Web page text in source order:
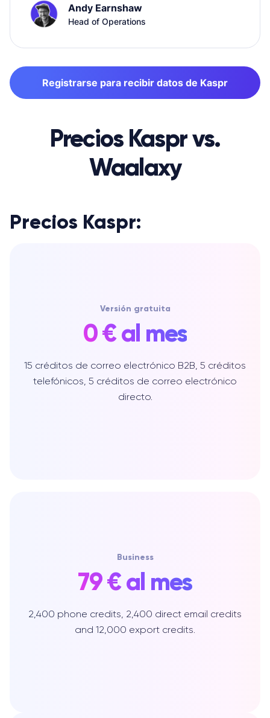
Andy Earnshaw
Head of Operations
Registrarse para recibir datos de Kaspr
Precios Kaspr vs.
Waalaxy
Precios Kaspr:
Versión gratuita
0 € al mes
15 créditos de correo electrónico B2B, 5 créditos
telefónicos, 5 créditos de correo electrónico
directo.
Business
79 € al mes
2,400 phone credits, 2,400 direct email credits
and 12,000 export credits.